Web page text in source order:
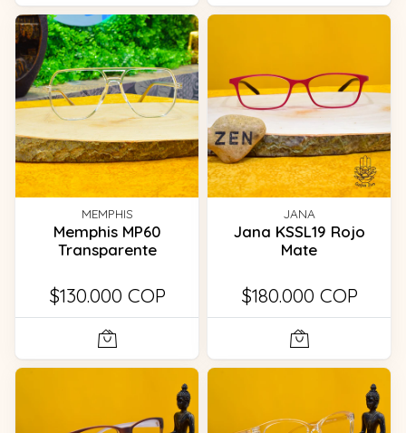
MEMPHIS
Memphis MP60
Transparente
$130.000 COP
JANA
Jana KSSL19 Rojo
Mate
$180.000 COP